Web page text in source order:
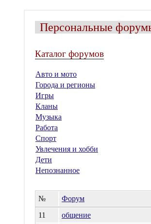
Персональные
Каталог форумов
Авто и мото
Города и регионы
Игры
Кланы
Музыка
Работа
Спорт
Увлечения и хобби
Дети
Непознанное
№
Форум
11
общение